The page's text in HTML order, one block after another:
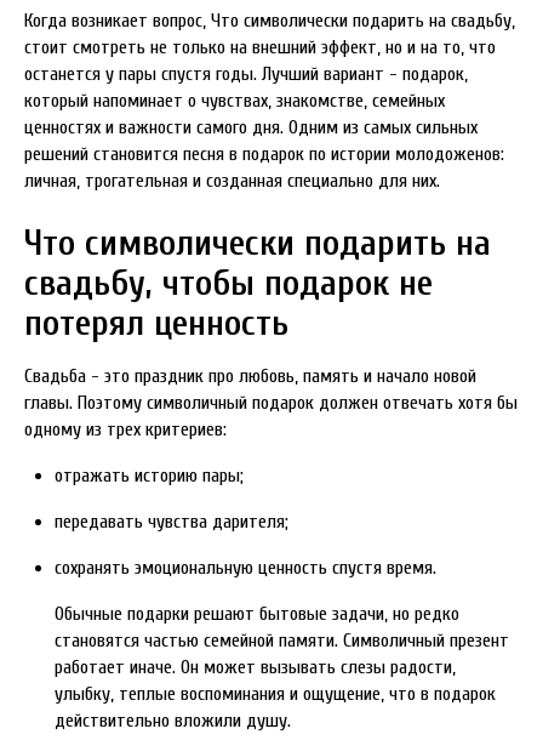
Когда возникает вопрос, Что символически подарить на свадьбу,
стоит смотреть не только на внешний эффект, но и на то, что
останется у пары спустя годы. Лучший вариант - подарок,
который напоминает о чувствах, знакомстве, семейных
ценностях и важности самого дня. Одним из самых сильных
решений становится песня в подарок по истории молодоженов:
личная, трогательная и созданная специально для них.
Что символически подарить на
свадьбу, чтобы подарок не
потерял ценность
Свадьба - это праздник про любовь, память и начало новой
главы. Поэтому символичный подарок должен отвечать хотя бы
одному из трех критериев:
отражать историю пары;
передавать чувства дарителя;
сохранять эмоциональную ценность спустя время.
Обычные подарки решают бытовые задачи, но редко
становятся частью семейной памяти. Символичный презент
работает иначе. Он может вызывать слезы радости,
улыбку, теплые воспоминания и ощущение, что в подарок
действительно вложили душу.